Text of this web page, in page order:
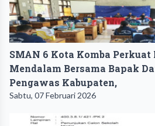
SMAN 6 Kota Komba Perkuat
Mendalam Bersama Bapak
Pengawas Kabupaten,
Sabtu, 07 Februari 2026